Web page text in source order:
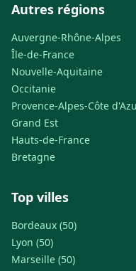
Autres régions
Auvergne-Rhône-Alpes
Île-de-France
Nouvelle-Aquitaine
Occitanie
Provence-Alpes-Côte
Grand Est
Hauts-de-France
Bretagne
Top villes
Bordeaux (50)
Lyon (50)
Marseille (50)